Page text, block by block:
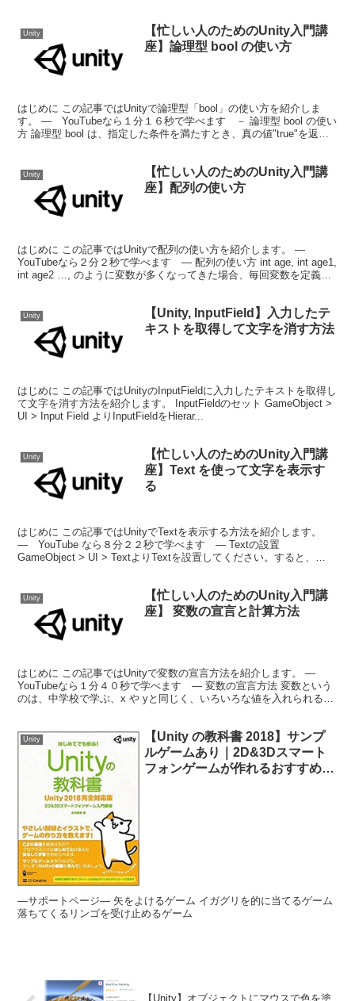
Unity
【忙しい人のためのUnity入門講
座】論理型 bool の使い方
はじめに この記事ではUnityで論理型「bool」の使い方を紹介しま
す。 ― YouTubeなら１分１６秒で学べます － 論理型 bool の使い
方 論理型 bool は、指定した条件を満たすとき、真の値"true"を返
Unity
【忙しい人のためのUnity入門講
座】配列の使い方
はじめに この記事ではUnityで配列の使い方を紹介します。 ―
YouTubeなら２分２秒で学べます ― 配列の使い方 int age, int age1,
int age2 …, のように変数が多くなってきた場合、毎回変数を定義す
Unity
【Unity, InputField】入力したテ
キストを取得して文字を消す方法
はじめに この記事ではUnityのInputFieldに入力したテキストを取得し
て文字を消す方法を紹介します。 InputFieldのセット GameObject >
UI > Input Field よりInputFieldをHierar...
Unity
【忙しい人のためのUnity入門講
座】Text を使って文字を表示す
る
はじめに この記事ではUnityでTextを表示する方法を紹介します。
― YouTube なら８分２２秒で学べます ― Textの設置
GameObject > UI > TextよりTextを設置してください。すると、
Unity
【忙しい人のためのUnity入門講
座】 変数の宣言と計算方法
はじめに この記事ではUnityで変数の宣言方法を紹介します。 ―
YouTubeなら１分４０秒で学べます ― 変数の宣言方法 変数という
のは、中学校で学ぶ、x や yと同じく、いろいろな値を入れられるも
Unity
【Unity の教科書 2018】サンプ
ルゲームあり｜2D&3Dスマート
フォンゲームが作れるおすすめの
―サポートページ― 矢をよけるゲーム イガグリを的に当てるゲーム
落ちてくるリンゴを受け止めるゲーム
【Unity】オブジェクトにマウスで色を塗